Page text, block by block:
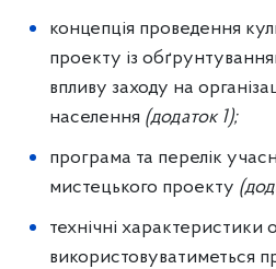
концепція проведення
проекту із
впливу заходу на
населення (додаток 1);
програма та перелік
мистецького проекту
технічні характеристики
використовуватиметься